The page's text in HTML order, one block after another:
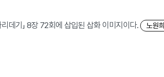
데기」 8장 72회에 삽입된 삽화 이미지이다. 노원희